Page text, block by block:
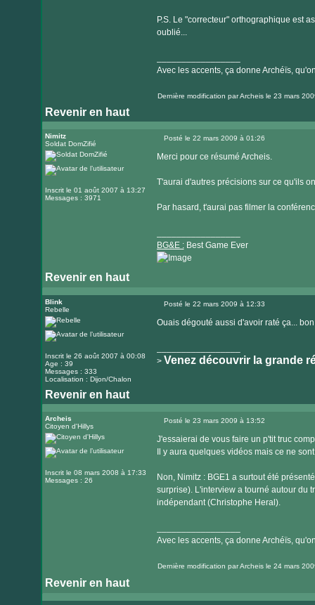
P.S. Le "correcteur" orthographique est
oublié...
Avec les accents, ça donne Archéïs,
Dernière modification parArcheisle 23 mars
Revenir en haut
Nimitz
Soldat DomZifié
Inscrit le 01 août 2007 à 13:27
Messages : 3971
Posté le 22 mars 2009 à 01:26
Merci pour ce résumé Archeis.
T'aurai d'autres précisions sur ce qu'ils
Par hasard, t'aurai pas filmer la
BG&E :Best Game Ever
Revenir en haut
le
internet
Blink
Rebelle
Inscrit le 26 août 2007 à 00:08
Age : 39
Messages : 333
Localisation : Dijon/Chalon
Posté le 22 mars 2009 à 12:33
Ouais dégouté aussi d'avoir raté ça...
> Venez découvrir la grande
Revenir en haut
Visiter
le
internet
Archeis
Citoyen d'Hillys
Inscrit le 08 mars 2008 à 17:33
Messages : 26
Posté le 23 mars 2009 à 13:52
J'essaierai de vous faire un p'tit truc
Il y aura quelques vidéos mais ce ne
Non, Nimitz : BGE1 a surtout été
surprise). L'interview a tourné autour du
indépendant (Christophe Heral).
Avec les accents, ça donne Archéïs,
Dernière modification parArcheisle 24 mars
Revenir en haut